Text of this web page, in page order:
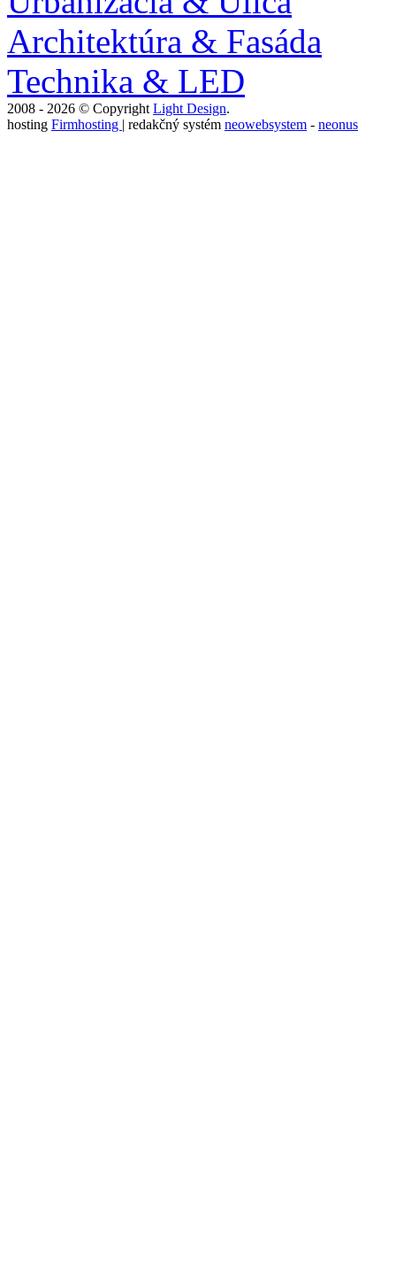
Architektúra & Fasáda
Technika & LED
2008 - 2026 © Copyright Light Design.
hosting Firmhosting | redakčný systém neowebsystem - neonus